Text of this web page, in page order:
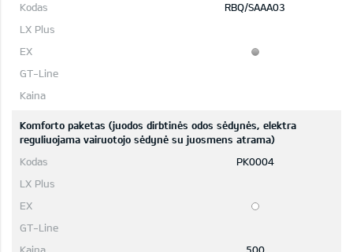
RBQ/SAAA03
Komforto paketas (juodos dirbtinės odos sėdynės, elektra
reguliuojama vairuotojo sėdynė su juosmens atrama)
PK0004